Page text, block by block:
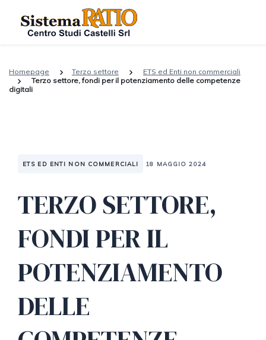
Homepage Terzo settore
ETS ed Enti non commerciali
Terzo settore, fondi per il potenziamento delle competenze
digitali
ETS ED ENTI NON COMMERCIALI 18 MAGGIO 2024
TERZO SETTORE,
FONDI PER IL
POTENZIAMENTO
DELLE